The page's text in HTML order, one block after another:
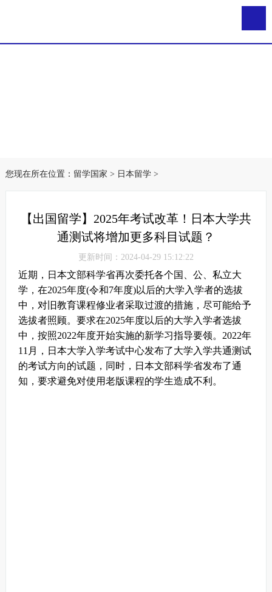
您现在所在位置： 留学国家 > 日本留学>
【出国留学】2025年考试改革！日本大学共
通测试将增加更多科目试题？
更新时间：2024-04-29 15:12:22
近期，日本文部科学省再次委托各个国、公、私立大
学，在2025年度(令和7年度)以后的大学入学者的选拔
中，对旧教育课程修业者采取过渡的措施，尽可能给予
选拔者照顾。 要求在2025年度以后的大学入学者选拔
中，按照2022年度开始实施的新学习指导要领。2022年
11月，日本大学入学考试中心发布了大学入学共通测试
的考试方向的试题，同时，日本文部科学省发布了通
知，要求避免对使用老版课程的学生造成不利。